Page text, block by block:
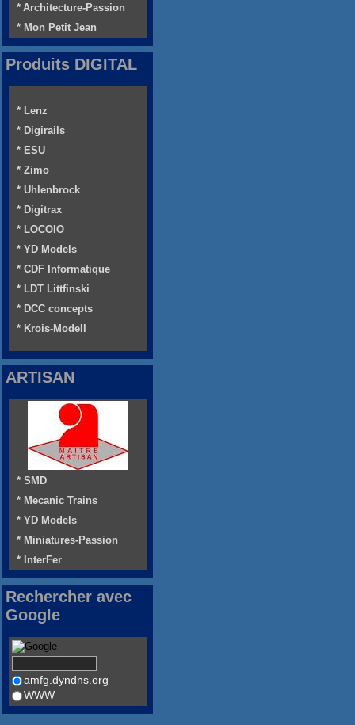
* Architecture-Passion
* Mon Petit Jean
Produits DIGITAL
* Lenz
* Digirails
* ESU
* Zimo
* Uhlenbrock
* Digitrax
* LOCOIO
* YD Models
* CDF Informatique
* LDT Littfinski
* DCC concepts
* Krois-Modell
ARTISAN
* SMD
* Mecanic Trains
* YD Models
* Miniatures-Passion
* InterFer
Rechercher avec
Google
amfg.dyndns.org
WWW